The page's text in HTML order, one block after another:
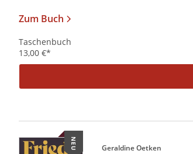
Zum Buch
Taschenbuch
13,00 €*
NEU Geraldine Oetken